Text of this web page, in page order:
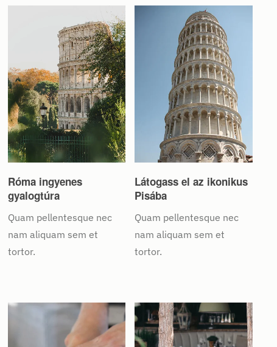
Róma ingyenes
gyalogtúra
Quam pellentesque nec
nam aliquam sem et
tortor.
Látogass el az ikonikus
Pisába
Quam pellentesque nec
nam aliquam sem et
tortor.